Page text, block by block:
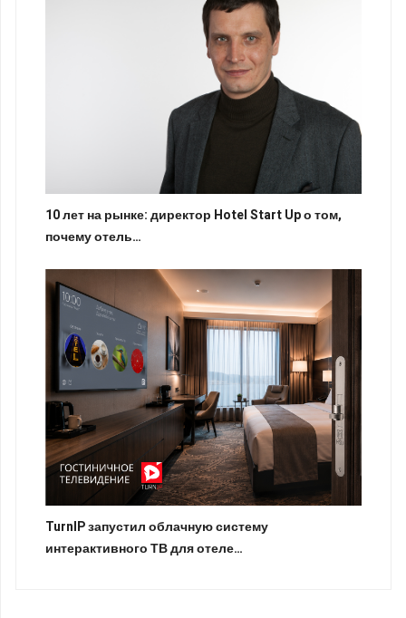
10 лет на рынке: директор Hotel Start Up о том,
почему отель…
TurnIP запустил облачную систему
интерактивного ТВ для отеле…